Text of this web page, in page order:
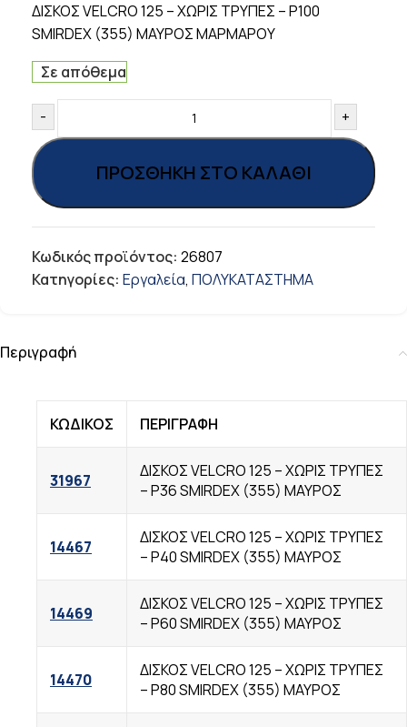
ΔΙΣΚΟΣ VELCRO 125 – ΧΩΡΙΣ TΡΥΠΕΣ – Ρ100
SMIRDEX (355) ΜΑΥΡΟΣ ΜΑΡΜΑΡΟΥ
Σε απόθεμα
- +
ΠΡΟΣΘΉΚΗ ΣΤΟ ΚΑΛΆΘΙ
Κωδικός προϊόντος: 26807
Κατηγορίες: Εργαλεία, ΠΟΛΥΚΑΤΑΣΤΗΜΑ
Περιγραφή
ΚΩΔΙΚΟΣ ΠΕΡΙΓΡΑΦΗ
31967
ΔΙΣΚΟΣ VELCRO 125 – ΧΩΡΙΣ TΡΥΠΕΣ
– Ρ36 SMIRDEX (355) ΜΑΥΡΟΣ
14467
ΔΙΣΚΟΣ VELCRO 125 – ΧΩΡΙΣ TΡΥΠΕΣ
– Ρ40 SMIRDEX (355) ΜΑΥΡΟΣ
14469
ΔΙΣΚΟΣ VELCRO 125 – ΧΩΡΙΣ TΡΥΠΕΣ
– Ρ60 SMIRDEX (355) ΜΑΥΡΟΣ
14470
ΔΙΣΚΟΣ VELCRO 125 – ΧΩΡΙΣ TΡΥΠΕΣ
– Ρ80 SMIRDEX (355) ΜΑΥΡΟΣ